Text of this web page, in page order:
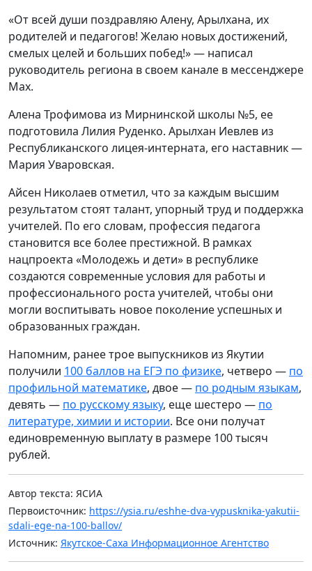
«От всей души поздравляю Алену, Арылхана, их
родителей и педагогов! Желаю новых достижений,
смелых целей и больших побед!» — написал
руководитель региона в своем канале в мессенджере
Max.
Алена Трофимова из Мирнинской школы №5, ее
подготовила Лилия Руденко. Арылхан Иевлев из
Республиканского лицея-интерната, его наставник —
Мария Уваровская.
Айсен Николаев отметил, что за каждым высшим
результатом стоят талант, упорный труд и поддержка
учителей. По его словам, профессия педагога
становится все более престижной. В рамках
нацпроекта «Молодежь и дети» в республике
создаются современные условия для работы и
профессионального роста учителей, чтобы они
могли воспитывать новое поколение успешных и
образованных граждан.
Напомним, ранее трое выпускников из Якутии
получили 100 баллов на ЕГЭ по физике, четверо — по
профильной математике, двое — по родным языкам,
девять — по русскому языку, еще шестеро — по
литературе, химии и истории. Все они получат
единовременную выплату в размере 100 тысяч
рублей.
Автор текста: ЯСИА
Первоисточник: https://ysia.ru/eshhe-dva-vypusknika-yakutii-
sdali-ege-na-100-ballov/
Источник: Якутское-Саха Информационное Агентство